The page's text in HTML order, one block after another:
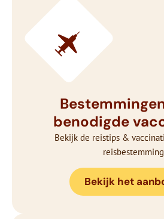
benodigde
Bekijk de reistips &
Bekijk het